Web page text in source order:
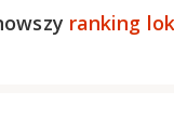
ranking